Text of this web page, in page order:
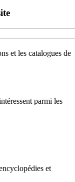
et les catalogues de
parmi les
et